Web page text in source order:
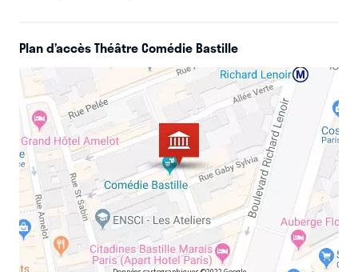
Plan d’accès Théâtre Comédie Bastille